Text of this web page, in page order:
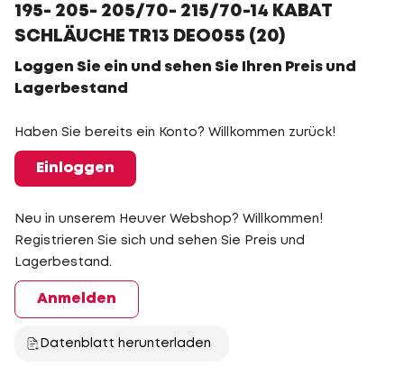
195- 205- 205/70- 215/70-14 KABAT
SCHLÄUCHE TR13 DEO055 (20)
Loggen Sie ein und sehen Sie Ihren Preis und
Lagerbestand
Haben Sie bereits ein Konto? Willkommen zurück!
Einloggen
Neu in unserem Heuver Webshop? Willkommen!
Registrieren Sie sich und sehen Sie Preis und
Lagerbestand.
Anmelden
Datenblatt herunterladen